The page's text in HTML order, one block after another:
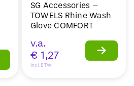
SG Accessories –
TOWELS Rhine Wash
Glove COMFORT
v.a.
€ 1,27
Incl. BTW